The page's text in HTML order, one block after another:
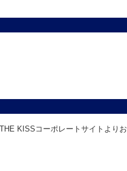
KISSコーポレートサイトよりお